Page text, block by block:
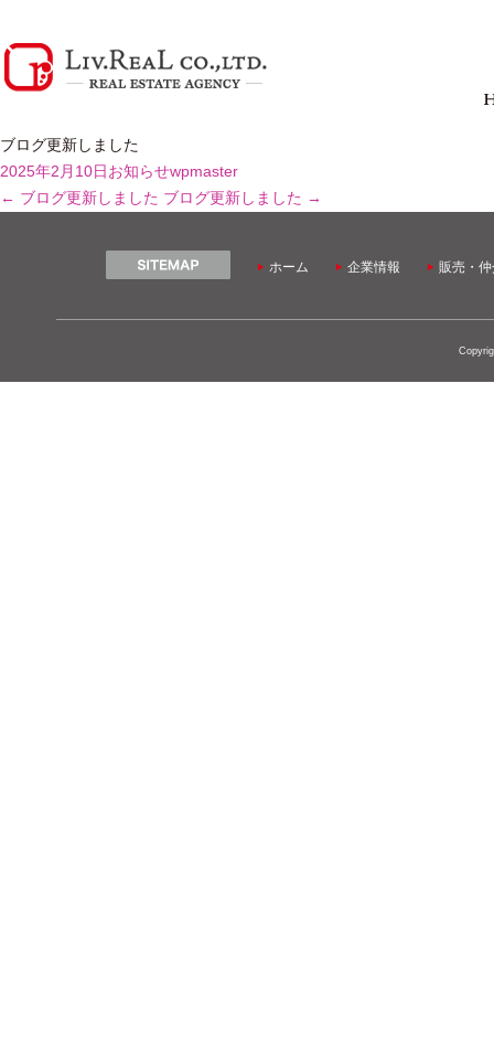
ブログ更新しました
2025年2月10日 お知らせwpmaster
← ブログ更新しました ブログ更新しました →
ホーム 企業情報 販売・